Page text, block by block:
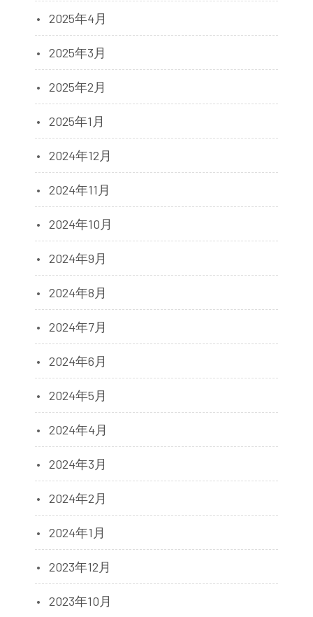
2025年4月
2025年3月
2025年2月
2025年1月
2024年12月
2024年11月
2024年10月
2024年9月
2024年8月
2024年7月
2024年6月
2024年5月
2024年4月
2024年3月
2024年2月
2024年1月
2023年12月
2023年10月